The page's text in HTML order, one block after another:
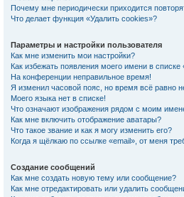
Почему мне периодически приходится
Что делает функция «Удалить cookies»?
Параметры и настройки пользователя
Как мне изменить мои настройки?
Как избежать появления моего имени в
На конференции неправильное время!
Я изменил часовой пояс, но время всё равно
Моего языка нет в списке!
Что означают изображения рядом с моим
Как мне включить отображение аватары?
Что такое звание и как я могу изменить его?
Когда я щёлкаю по ссылке «email», от меня
Создание сообщений
Как мне создать новую тему или сообщение?
Как мне отредактировать или удалить